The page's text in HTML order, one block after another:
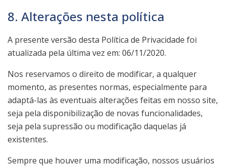
8. Alterações nesta política
A presente versão desta Política de Privacidade foi
atualizada pela última vez em: 06/11/2020.
Nos reservamos o direito de modificar, a qualquer
momento, as presentes normas, especialmente para
adaptá-las às eventuais alterações feitas em nosso site,
seja pela disponibilização de novas funcionalidades,
seja pela supressão ou modificação daquelas já
existentes.
Sempre que houver uma modificação, nossos usuários